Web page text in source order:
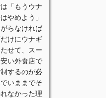
「もうウナ
やめよう」
らなければ
けにウナギ
せて、スー
い外食店で
するのが必
いままでそ
なかった理